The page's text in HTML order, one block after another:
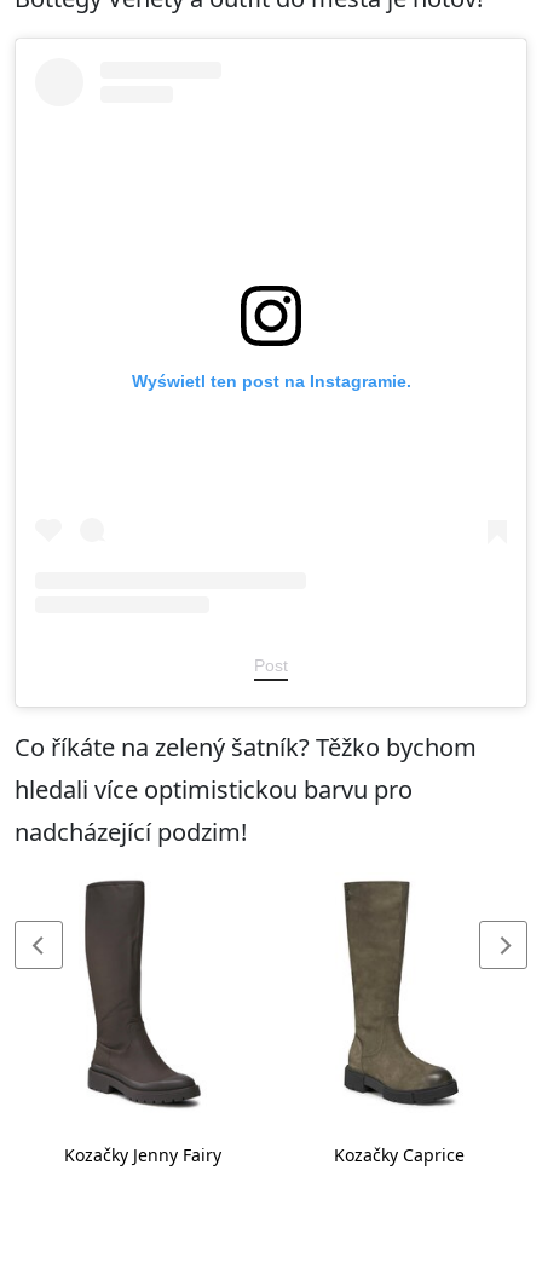
Wyświetl ten post na Instagramie.
Post
Co říkáte na zelený šatník? Těžko bychom
hledali více optimistickou barvu pro
nadcházející podzim!
Kozačky Jenny Fairy Kozačky Caprice